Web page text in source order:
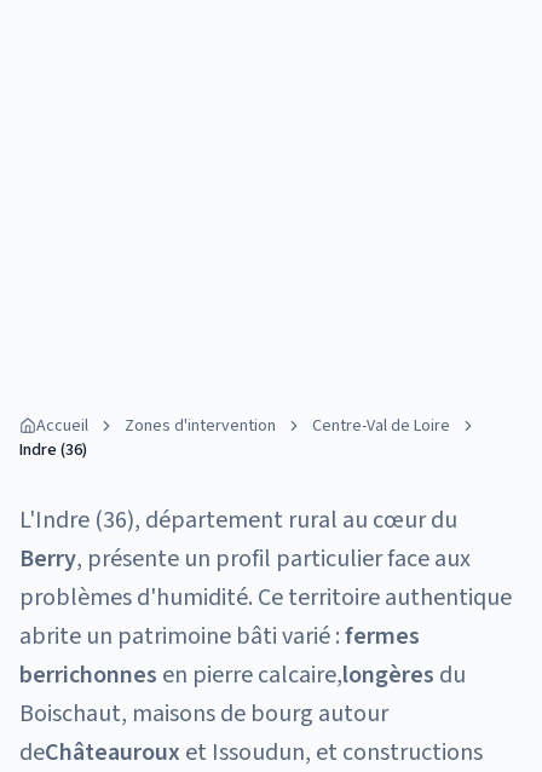
Accueil Zones d'intervention
Centre-Val de Loire
Indre (36)
L'Indre (36), département rural au cœur du
Berry, présente un profil particulier face aux
problèmes d'humidité. Ce territoire authentique
abrite un patrimoine bâti varié :fermes
berrichonnes en pierre calcaire,longères du
Boischaut, maisons de bourg autour
deChâteauroux et Issoudun, et constructions